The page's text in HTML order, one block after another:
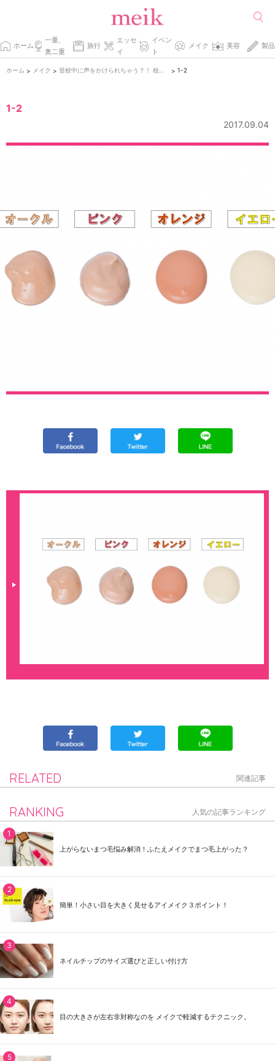
ホーム
一重、
奥二重
旅行
エッセ
イ
イベン
ト
メイク 美容 製品
ホーム > メイク > > 1-2
1-2
2017.09.04
RELATED 関連記事
RANKING 人気の記事ランキング
上がらないまつ毛悩み解消！ふたえメイクでまつ毛上がった？
簡単！小さい目を大きく見せるアイメイク３ポイント！
ネイルチップのサイズ選びと正しい付け方
目の大きさが左右非対称なのを メイクで軽減するテクニック。